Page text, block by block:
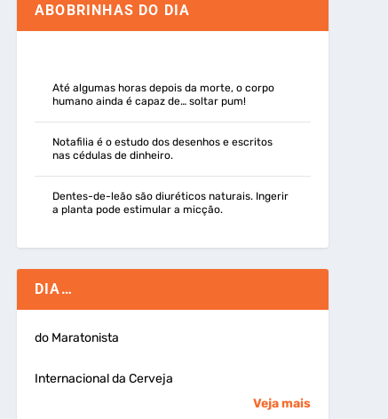
ABOBRINHAS DO DIA
Até algumas horas depois da morte, o corpo
humano ainda é capaz de… soltar pum!
Notafilia é o estudo dos desenhos e escritos
nas cédulas de dinheiro.
Dentes-de-leão são diuréticos naturais. Ingerir
a planta pode estimular a micção.
DIA…
do Maratonista
Internacional da Cerveja
Veja mais